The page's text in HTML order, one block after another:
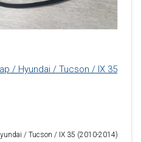
/ Hyundai / Tucson / IX 35
/ Tucson / IX 35 (2010-2014)